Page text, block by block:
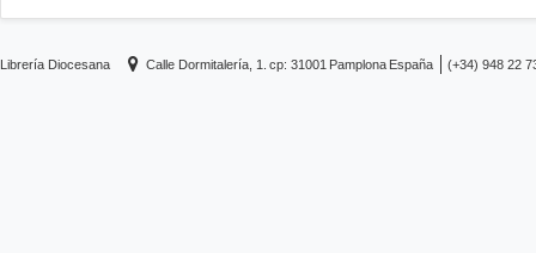
Librería Diocesana Calle Dormitalería, 1. cp: 31001 Pamplona España (+34) 948 22